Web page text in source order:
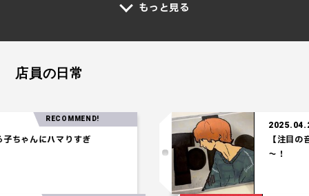
もっと見る
店員の日常
ゃんにハマりすぎ
RECOMMEND!
2025.04.24
【注目の音
～！